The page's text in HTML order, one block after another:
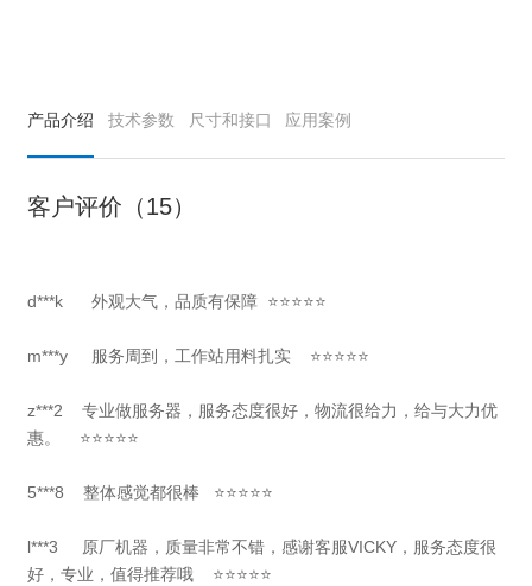
产品介绍 技术参数 尺寸和接口 应用案例
客户评价（15）
d***k 外观大气，品质有保障 ⭐⭐⭐⭐⭐
m***y 服务周到，工作站用料扎实 ⭐⭐⭐⭐⭐
z***2 专业做服务器，服务态度很好，物流很给力，给与大力优
惠。 ⭐⭐⭐⭐⭐
5***8 整体感觉都很棒 ⭐⭐⭐⭐⭐
l***3
原厂机器，质量非常不错，感谢客服VICKY，服务态度很
好，专业，值得推荐哦 ⭐⭐⭐⭐⭐